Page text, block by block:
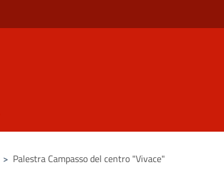
> Palestra Campasso del centro "Vivace"